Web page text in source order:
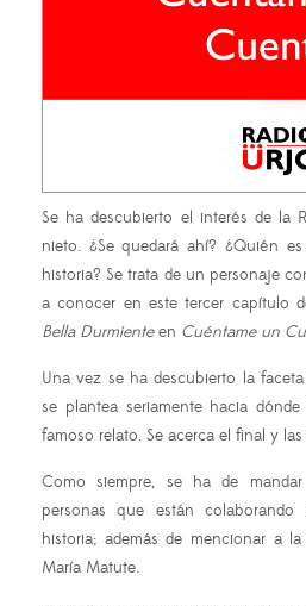
Se ha descubierto el interés de la
nieto. ¿Se quedará ahí? ¿Quién
historia? Se trata de un personaje
a conocer en este tercer capítulo
Bella Durmienteen Cuéntame un
Una vez se ha descubierto la
se plantea seriamente hacia
famoso relato. Se acerca el final y
Como siempre, se ha de
personas que están
historia; además de mencionar a
María Matute.